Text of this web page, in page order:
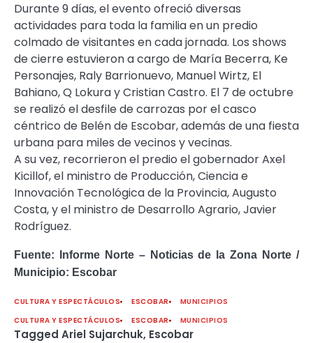
Durante 9 días, el evento ofreció diversas
actividades para toda la familia en un predio
colmado de visitantes en cada jornada. Los shows
de cierre estuvieron a cargo de María Becerra, Ke
Personajes, Raly Barrionuevo, Manuel Wirtz, El
Bahiano, Q Lokura y Cristian Castro. El 7 de octubre
se realizó el desfile de carrozas por el casco
céntrico de Belén de Escobar, además de una fiesta
urbana para miles de vecinos y vecinas.
A su vez, recorrieron el predio el gobernador Axel
Kicillof, el ministro de Producción, Ciencia e
Innovación Tecnológica de la Provincia, Augusto
Costa, y el ministro de Desarrollo Agrario, Javier
Rodríguez.
Fuente: Informe Norte – Noticias de la Zona Norte /
Municipio: Escobar
CULTURA Y ESPECTÁCULOS ESCOBAR
MUNICIPIOS
CULTURA Y ESPECTÁCULOS
ESCOBAR MUNICIPIOS
Tagged Ariel Sujarchuk, Escobar